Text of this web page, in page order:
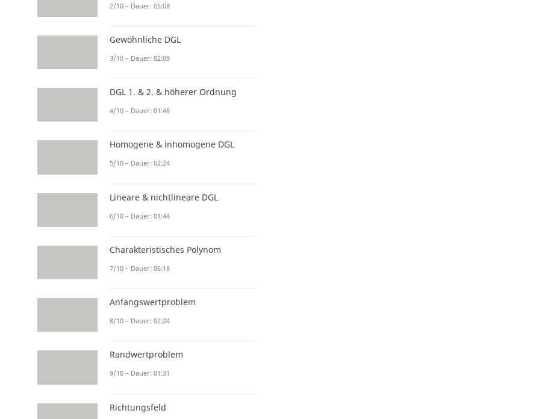
2/10 – Dauer: 05:08
Gewöhnliche DGL
3/10 – Dauer: 02:09
DGL 1. & 2. & höherer Ordnung
4/10 – Dauer: 01:46
Homogene & inhomogene DGL
5/10 – Dauer: 02:24
Lineare & nichtlineare DGL
6/10 – Dauer: 01:44
Charakteristisches Polynom
7/10 – Dauer: 06:18
Anfangswertproblem
8/10 – Dauer: 02:24
Randwertproblem
9/10 – Dauer: 01:31
Richtungsfeld